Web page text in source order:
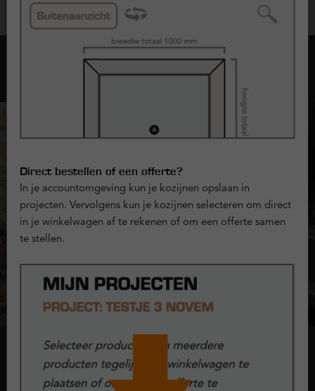
Direct bestellen of een offerte?
In je accountomgeving kun je kozijnen opslaan in
projecten. Vervolgens kun je kozijnen selecteren om direct
in je winkelwagen af te rekenen of om een offerte samen
te stellen.
Opties met kozijnen
Onderdorpel